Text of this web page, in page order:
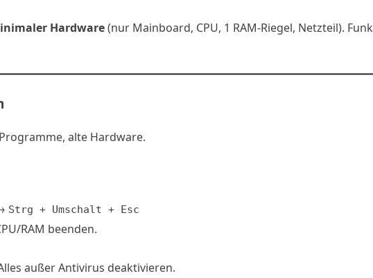
Hardware(nur Mainboard, CPU, 1 RAM-Riegel, Netzteil).
alte Hardware.
Strg + Umschalt + Esc
RAM beenden.
außer Antivirus deaktivieren.